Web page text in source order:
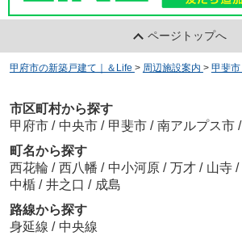
ページトップへ
甲府市の新築戸建て｜＆Life > 周辺施設案内 > 甲斐市
市区町村から探す
甲府市 / 中央市 / 甲斐市 / 南アルプス市 /
町名から探す
西花輪 / 西八幡 / 中小河原 / 万才 / 山寺 /
中楯 / 井之口 / 成島
路線から探す
身延線 / 中央線